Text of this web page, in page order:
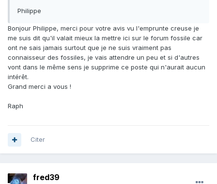
Philippe
Bonjour Philippe, merci pour votre avis vu l'emprunte creuse je
me suis dit qu'il valait mieux la mettre ici sur le forum fossile car
ont ne sais jamais surtout que je ne suis vraiment pas
connaisseur des fossiles, je vais attendre un peu et si d'autres
vont dans le même sens je supprime ce poste qui n'aurait aucun
intérêt.
Grand merci a vous !
Raph
Citer
fred39